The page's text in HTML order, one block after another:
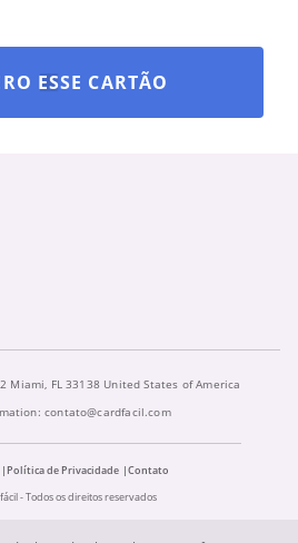
ESSE CARTÃO
Miami, FL 33138 United States of America
contato@cardfacil.com
Política de Privacidade
Contato
- Todos os direitos reservados